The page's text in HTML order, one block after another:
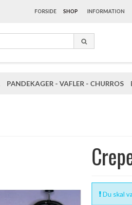
FORSIDE SHOP INFORMATION
PANDEKAGER - VAFLER - CHURROS
Du skal